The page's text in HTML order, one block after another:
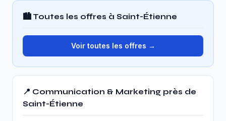
🏙️ Toutes les offres à Saint-Étienne
Voir toutes les offres →
📍 Communication & Marketing près de
Saint-Étienne